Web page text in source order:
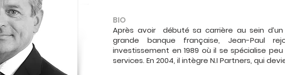
BIO
Après avoir débuté sa carrière au sein
grande banque française, Jean-Paul
investissement en 1989 où il se spécialise
services. En 2004, il intègre N.I Partners, qui